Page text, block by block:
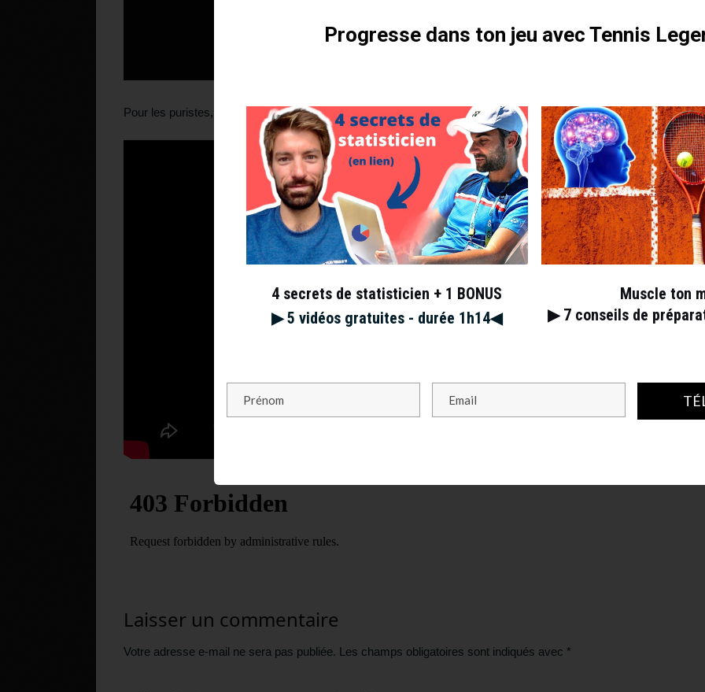
Pour les puristes, un résumé de 41 minutes.
Laisser un commentaire
Votre adresse e-mail ne sera pas publiée. Les champs obligatoires sont indiqués avec *
Progresse dans ton jeu avec Tennis
4 secrets de statisticien + 1 BONUS
▶︎ 5 vidéos gratuites - durée 1h14◀︎
Muscle ton
▶︎ 7 conseils de